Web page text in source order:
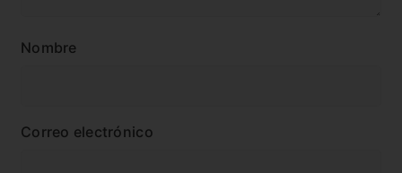
Nombre
Correo electrónico